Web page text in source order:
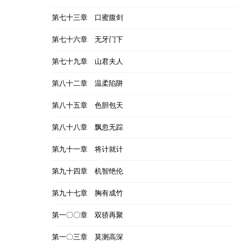
第七十三章 口蜜腹剑
第七十六章 无牙门下
第七十九章 山君夫人
第八十二章 温柔陷阱
第八十五章 色胆包天
第八十八章 飘忽无踪
第九十一章 将计就计
第九十四章 机智绝伦
第九十七章 胸有成竹
第一〇〇章 双骄再聚
第一〇三章 莫测高深